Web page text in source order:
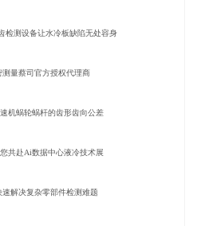
检测设备让水冷板缺陷无处容身
量蔡司官方授权代理商
机蜗轮蜗杆的齿形齿向公差
共赴Ai数据中心液冷技术展
解决复杂零部件检测难题